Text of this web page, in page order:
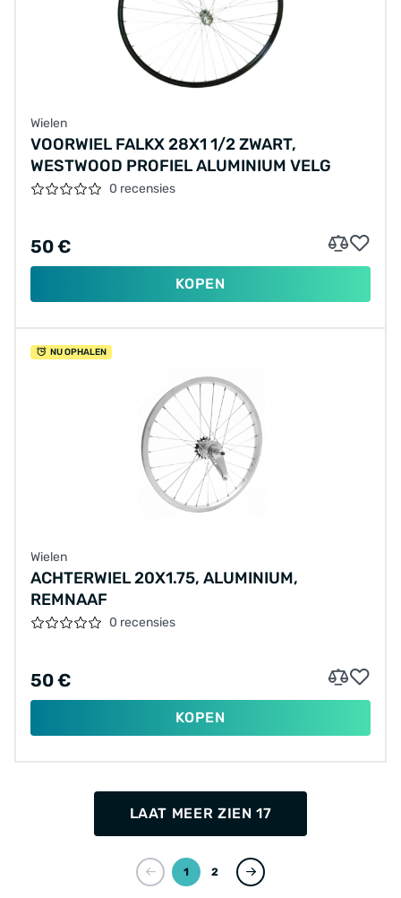
Wielen
VOORWIEL FALKX 28X1 1/2 ZWART,
WESTWOOD PROFIEL ALUMINIUM VELG
0 recensies
50 €
KOPEN
NU OPHALEN
Wielen
ACHTERWIEL 20X1.75, ALUMINIUM,
REMNAAF
0 recensies
50 €
KOPEN
LAAT MEER ZIEN 17
1 2